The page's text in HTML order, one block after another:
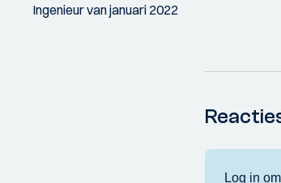
Ingenieur van januari 2022